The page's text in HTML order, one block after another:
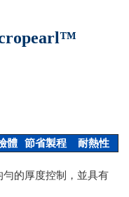
體 節省製程 耐熱性
的厚度控制，並具有